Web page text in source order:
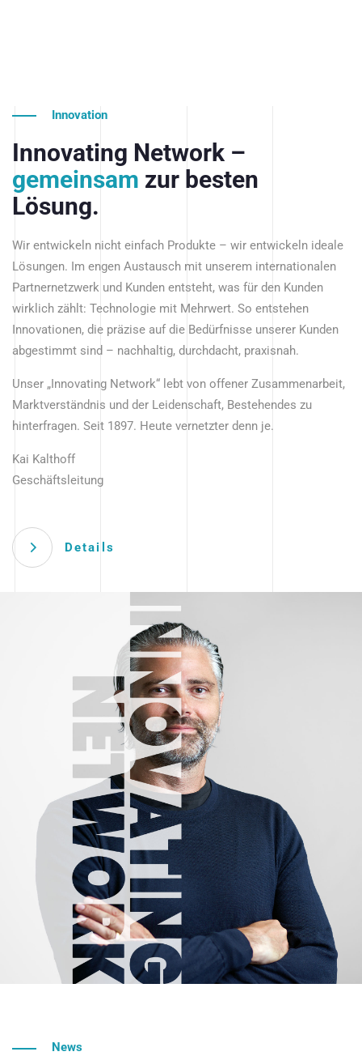
Innovation
Innovating Network –
gemeinsam zur besten
Lösung.
Wir entwickeln nicht einfach Produkte – wir entwickeln ideale
Lösungen. Im engen Austausch mit unserem internationalen
Partnernetzwerk und Kunden entsteht, was für den Kunden
wirklich zählt: Technologie mit Mehrwert. So entstehen
Innovationen, die präzise auf die Bedürfnisse unserer Kunden
abgestimmt sind – nachhaltig, durchdacht, praxisnah.
Unser „Innovating Network“ lebt von offener Zusammenarbeit,
Marktverständnis und der Leidenschaft, Bestehendes zu
hinterfragen. Seit 1897. Heute vernetzter denn je.
Kai Kalthoff
Geschäftsleitung
Details
News